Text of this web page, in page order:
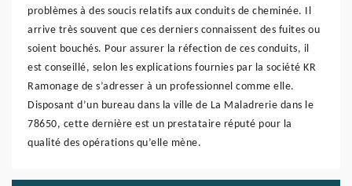
problèmes à des soucis relatifs aux conduits de cheminée. Il
arrive très souvent que ces derniers connaissent des fuites ou
soient bouchés. Pour assurer la réfection de ces conduits, il
est conseillé, selon les explications fournies par la société KR
Ramonage de s’adresser à un professionnel comme elle.
Disposant d’un bureau dans la ville de La Maladrerie dans le
78650, cette dernière est un prestataire réputé pour la
qualité des opérations qu’elle mène.